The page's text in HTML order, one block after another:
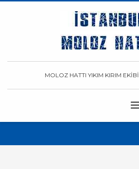
MOLOZ HATTI YIKIM KIRIM EKİBİ